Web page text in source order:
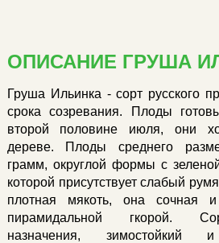
ОПИСАНИЕ ГРУША
Груша Ильинка - сорт русского
срока созревания. Плоды
второй половине июля, они
дереве. Плоды среднего
грамм, округлой формы с
которой присутствует слабый
плотная мякоть, она сочная
пирамидальной гкорой.
назначения, зимостойкий и